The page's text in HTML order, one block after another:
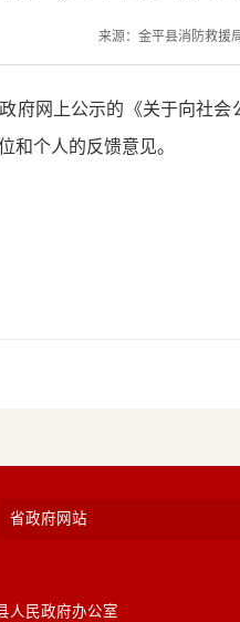
来源：金平县消防救援
府网上公示的《关于向社
和个人的反馈意见。
省政府网站
人民政府办公室